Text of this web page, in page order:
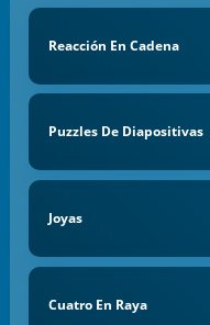
Reacción En Cadena
Puzzles De Diapositivas
Joyas
Cuatro En Raya